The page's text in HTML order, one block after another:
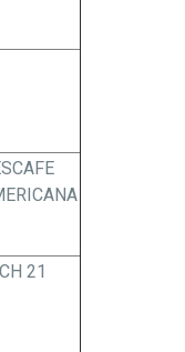
21